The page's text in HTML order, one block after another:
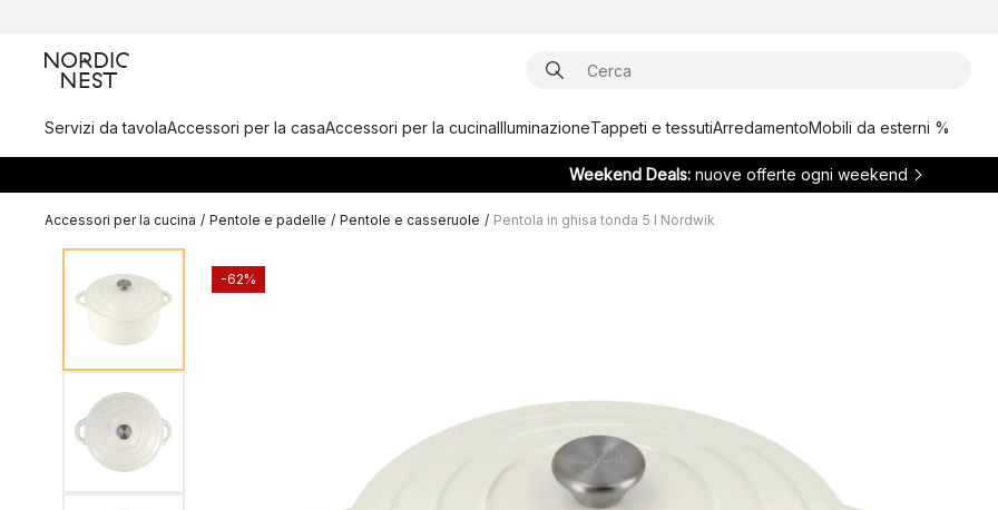
Servizi da tavolaAccessori per la casaAccessori per la cucinaIlluminazioneTappeti e tessutiArredamentoMobili da esterni %
Weekend Deals: nuove offerte ogni weekend
Accessori per la cucina / Pentole e padelle / Pentole e casseruole / Pentola in ghisa tonda 5 l Nordwik
-62%